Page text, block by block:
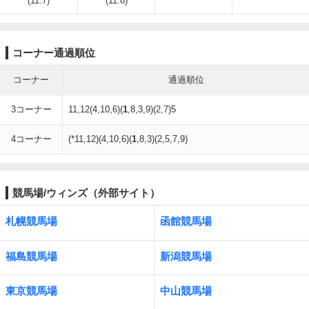
コーナー通過順位
コーナー 通過順位
3コーナー 11,12(4,10,6)(1,8,3,9)(2,7)5
4コーナー (*11,12)(4,10,6)(1,8,3)(2,5,7,9)
競馬場/ウィンズ（外部サイト）
札幌競馬場 函館競馬場
福島競馬場 新潟競馬場
東京競馬場 中山競馬場